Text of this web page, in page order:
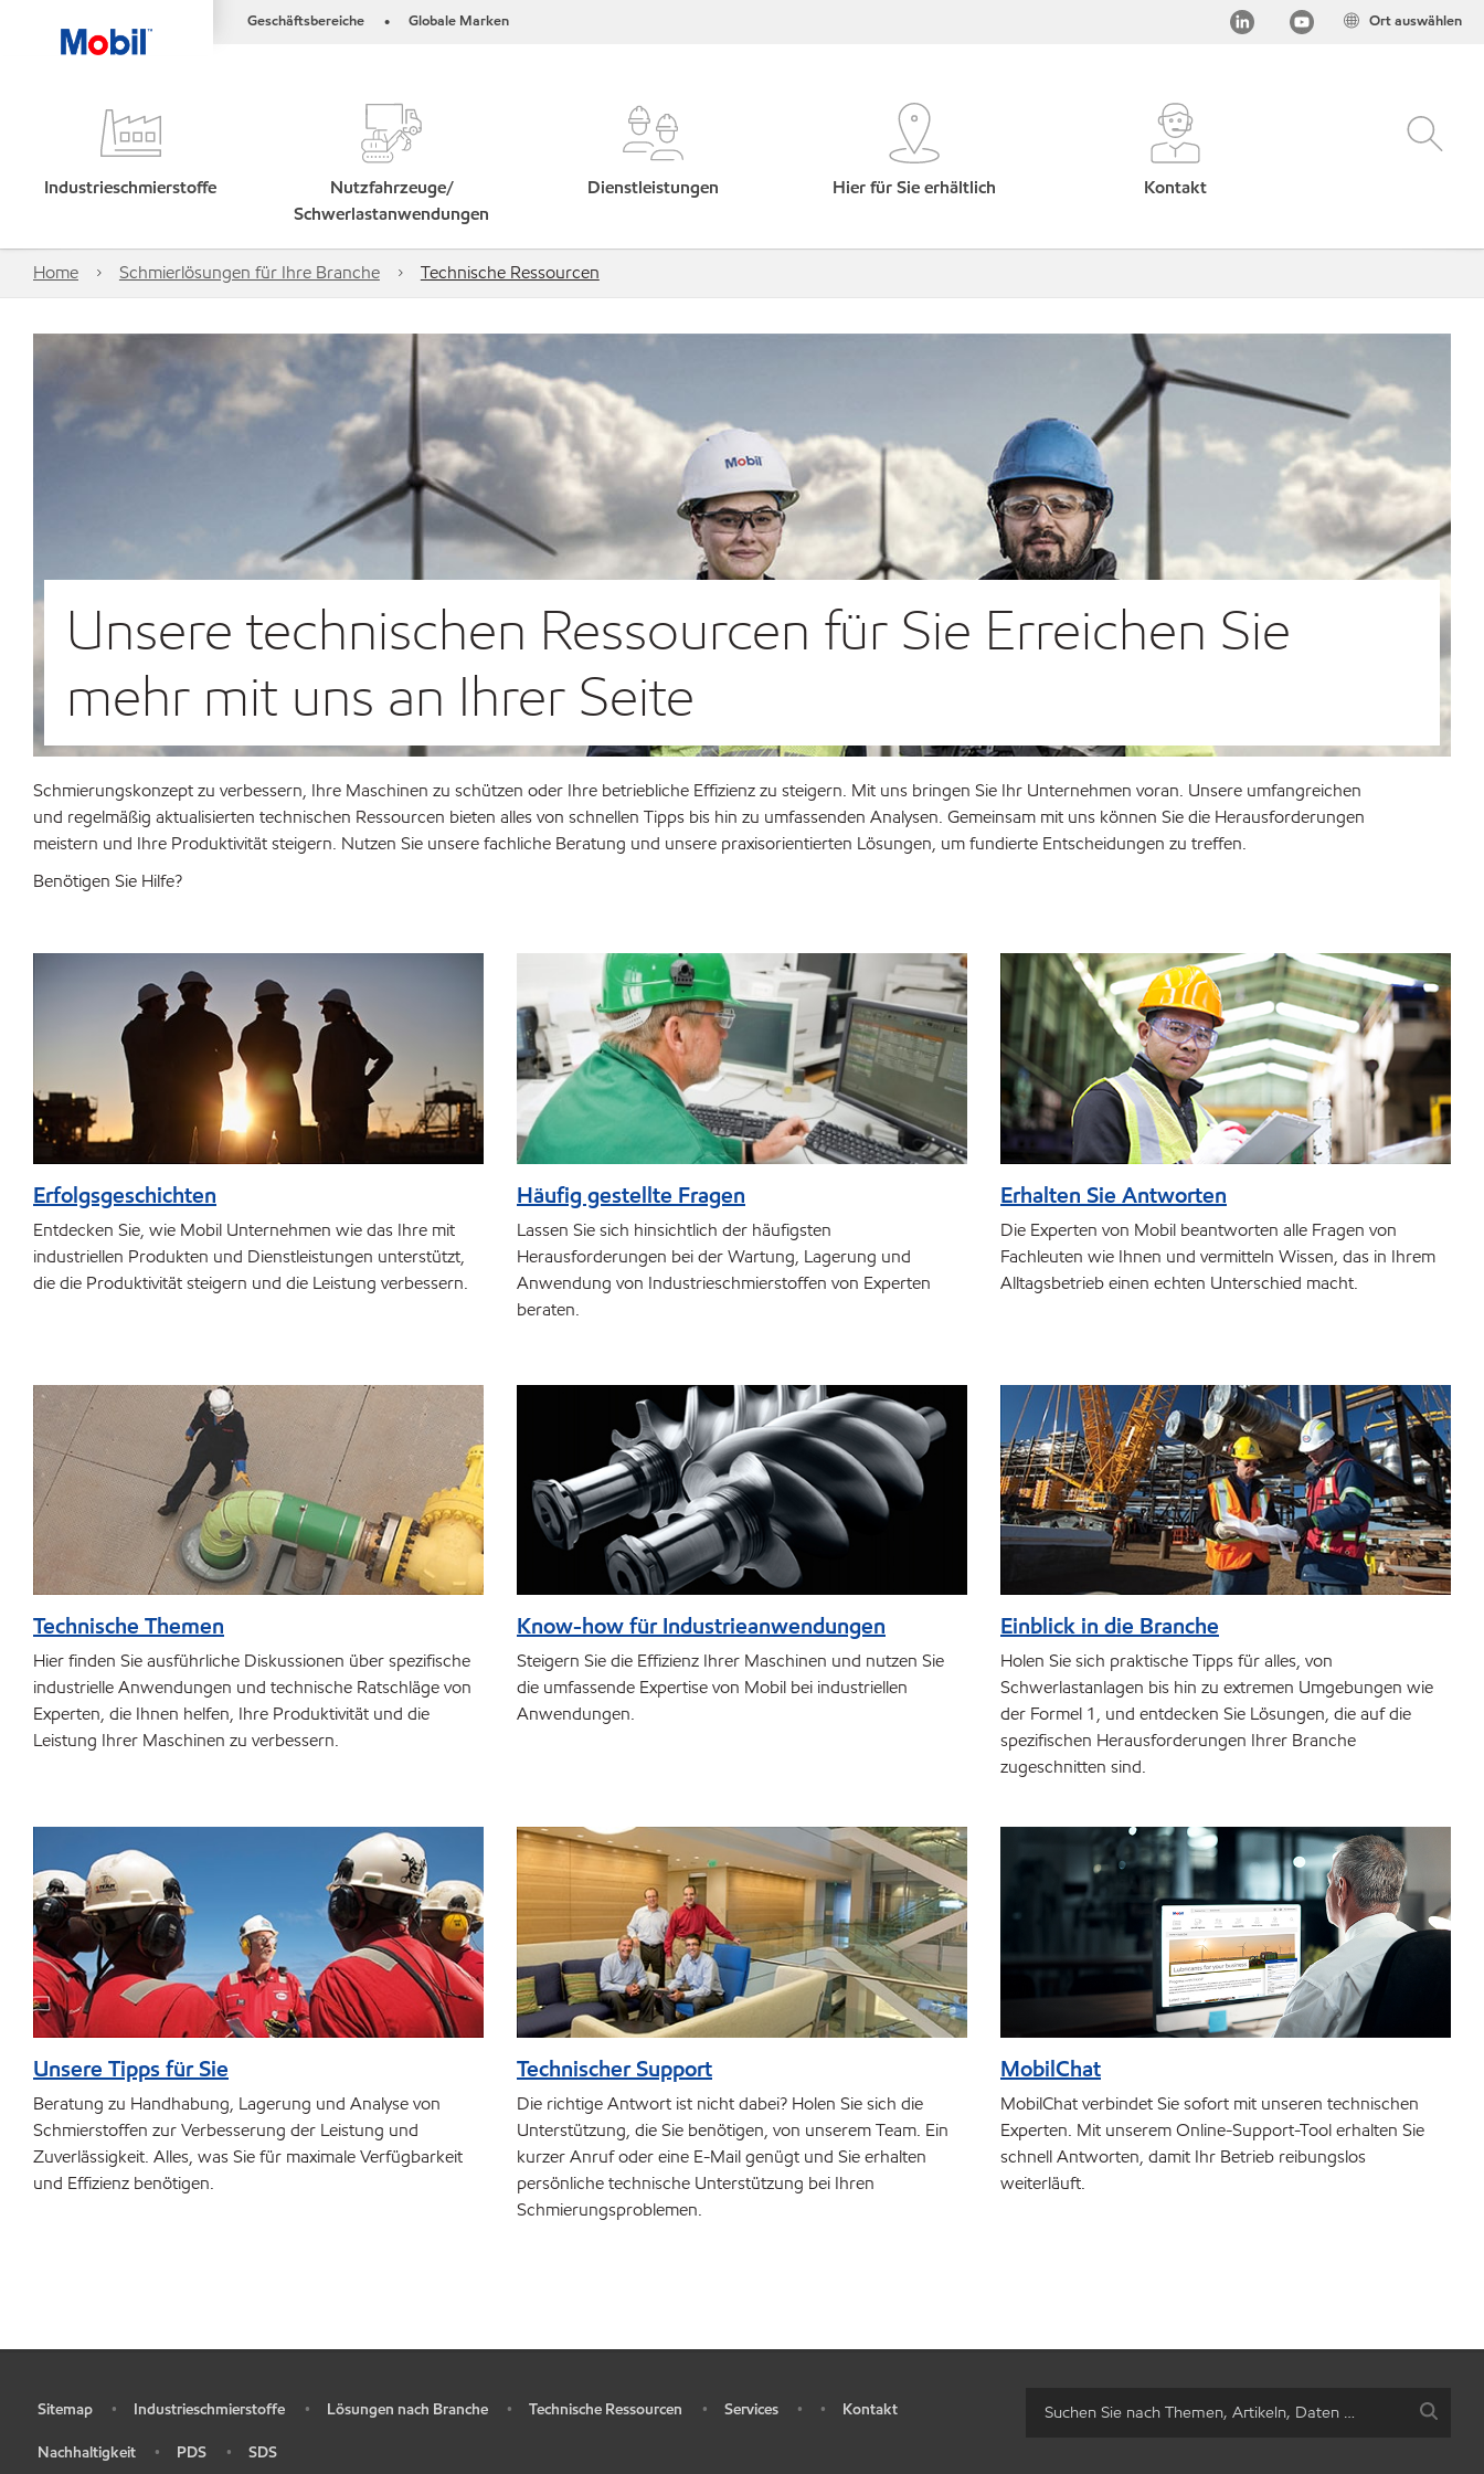
Geschäftsbereiche • Globale Marken Ort auswählen
Industrieschmierstoffe
Nutzfahrzeuge/
Schwerlastanwendungen
Dienstleistungen Hier für Sie erhältlich Kontakt
Home Schmierlösungen für Ihre Branche Technische Ressourcen
Unsere technischen Ressourcen für Sie Erreichen Sie
mehr mit uns an Ihrer Seite
Schmierungskonzept zu verbessern, Ihre Maschinen zu schützen oder Ihre betriebliche Effizienz zu steigern. Mit uns bringen Sie Ihr Unternehmen voran. Unsere umfangreichen
und regelmäßig aktualisierten technischen Ressourcen bieten alles von schnellen Tipps bis hin zu umfassenden Analysen. Gemeinsam mit uns können Sie die Herausforderungen
meistern und Ihre Produktivität steigern. Nutzen Sie unsere fachliche Beratung und unsere praxisorientierten Lösungen, um fundierte Entscheidungen zu treffen.
Benötigen Sie Hilfe?
Erfolgsgeschichten
Entdecken Sie, wie Mobil Unternehmen wie das Ihre mit
industriellen Produkten und Dienstleistungen unterstützt,
die die Produktivität steigern und die Leistung verbessern.
Häufig gestellte Fragen
Lassen Sie sich hinsichtlich der häufigsten
Herausforderungen bei der Wartung, Lagerung und
Anwendung von Industrieschmierstoffen von Experten
beraten.
Erhalten Sie Antworten
Die Experten von Mobil beantworten alle Fragen von
Fachleuten wie Ihnen und vermitteln Wissen, das in Ihrem
Alltagsbetrieb einen echten Unterschied macht.
Technische Themen
Hier finden Sie ausführliche Diskussionen über spezifische
industrielle Anwendungen und technische Ratschläge von
Experten, die Ihnen helfen, Ihre Produktivität und die
Leistung Ihrer Maschinen zu verbessern.
Know-how für Industrieanwendungen
Steigern Sie die Effizienz Ihrer Maschinen und nutzen Sie
die umfassende Expertise von Mobil bei industriellen
Anwendungen.
Einblick in die Branche
Holen Sie sich praktische Tipps für alles, von
Schwerlastanlagen bis hin zu extremen Umgebungen wie
der Formel 1, und entdecken Sie Lösungen, die auf die
spezifischen Herausforderungen Ihrer Branche
zugeschnitten sind.
Unsere Tipps für Sie
Beratung zu Handhabung, Lagerung und Analyse von
Schmierstoffen zur Verbesserung der Leistung und
Zuverlässigkeit. Alles, was Sie für maximale Verfügbarkeit
und Effizienz benötigen.
Technischer Support
Die richtige Antwort ist nicht dabei? Holen Sie sich die
Unterstützung, die Sie benötigen, von unserem Team. Ein
kurzer Anruf oder eine E-Mail genügt und Sie erhalten
persönliche technische Unterstützung bei Ihren
Schmierungsproblemen.
MobilChat
MobilChat verbindet Sie sofort mit unseren technischen
Experten. Mit unserem Online-Support-Tool erhalten Sie
schnell Antworten, damit Ihr Betrieb reibungslos
weiterläuft.
Sitemap • Industrieschmierstoffe • Lösungen nach Branche • Technische Ressourcen • Services • • Kontakt
Nachhaltigkeit • PDS • SDS